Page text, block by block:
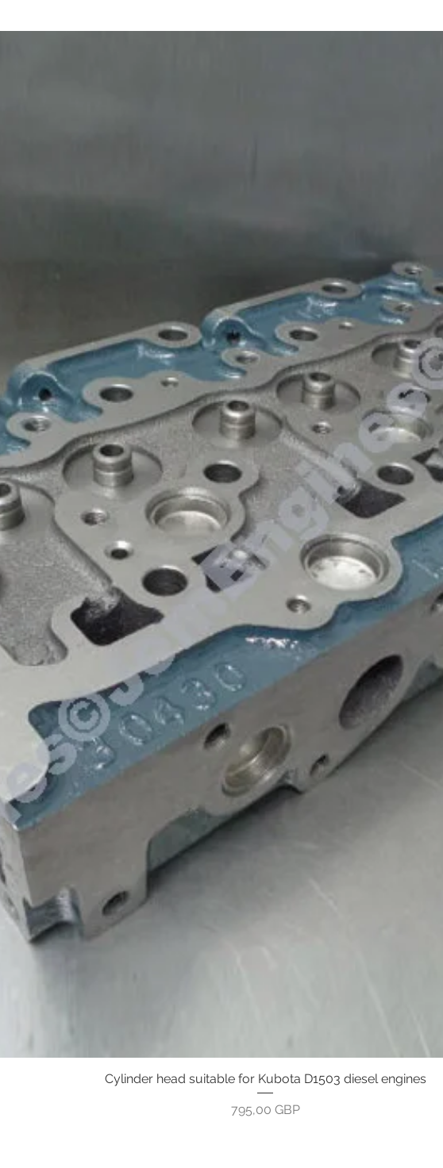
Greita peržiūra
Cylinder head suitable for Kubota D1503 diesel engines
Kaina
795,00 GBP